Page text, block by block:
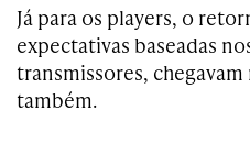
Já para os players, o
expectativas baseadas
transmissores, chegavam
também.